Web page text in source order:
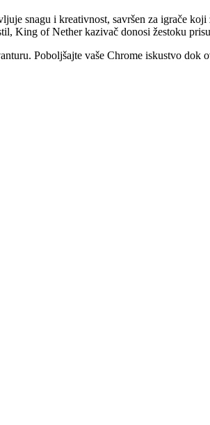
snagu i kreativnost, savršen za igrače
King of Nether kazivač donosi žestoku
Poboljšajte vaše Chrome iskustvo dok